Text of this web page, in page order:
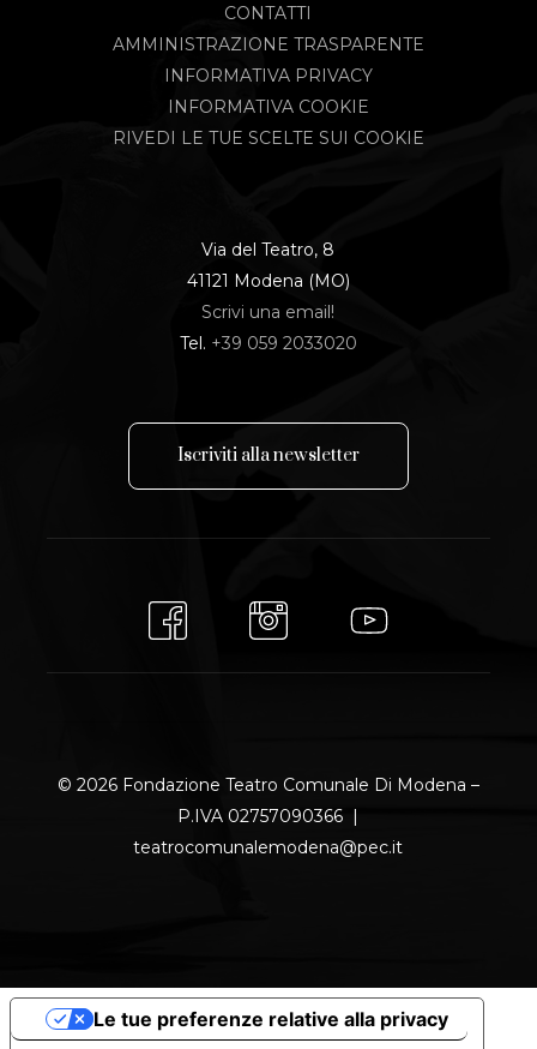
CONTATTI
AMMINISTRAZIONE TRASPARENTE
INFORMATIVA PRIVACY
INFORMATIVA COOKIE
RIVEDI LE TUE SCELTE SUI COOKIE
Via del Teatro, 8
41121 Modena (MO)
Scrivi una email!
Tel. +39 059 2033020
Iscriviti allanewsletter
© 2026 Fondazione Teatro Comunale Di Modena –
P.IVA 02757090366 |
teatrocomunalemodena@pec.it
Le tue preferenze relative alla privacy